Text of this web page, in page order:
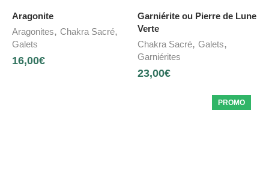
Aragonite
Aragonites, Chakra Sacré,
Galets
16,00€
Garniérite ou Pierre de Lune
Verte
Chakra Sacré, Galets,
Garniérites
23,00€
PROMO